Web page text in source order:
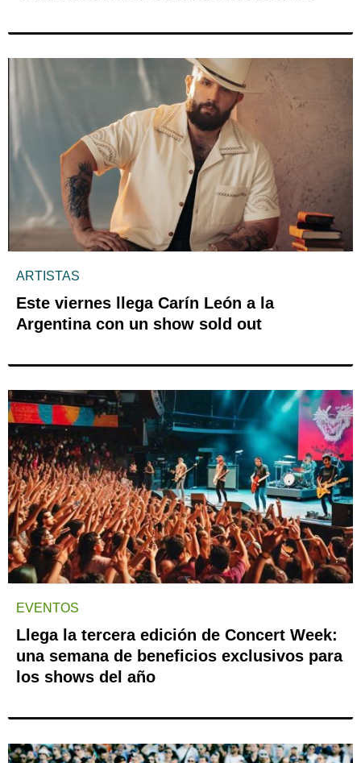
ARTISTAS
Este viernes llega Carín León a la
Argentina con un show sold out
EVENTOS
Llega la tercera edición de Concert Week:
una semana de beneficios exclusivos para
los shows del año